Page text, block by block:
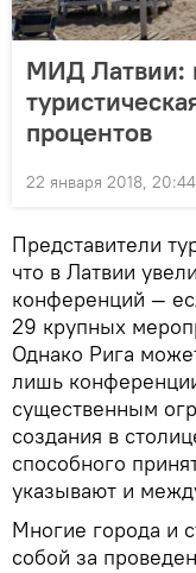
МИД Латвии:
процентов
22 января 2018, 20:44
Представители
что в Латвии
конференций —
29 крупных
Однако Рига
лишь
существенным
создания в
способного
указывают и
Многие города и
собой за